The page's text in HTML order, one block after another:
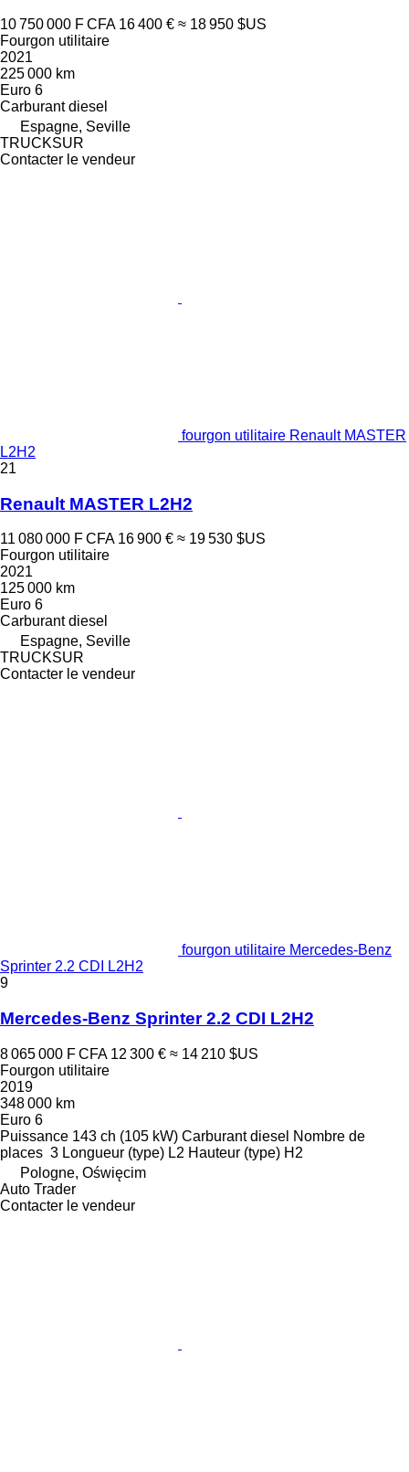
10 750 000 F CFA 16 400 € ≈ 18 950 $US
Fourgon utilitaire
2021
225 000 km
Euro 6
Carburant diesel
Espagne, Seville
TRUCKSUR
Contacter le vendeur
fourgon utilitaire Renault MASTER
L2H2
21
Renault MASTER L2H2
11 080 000 F CFA 16 900 € ≈ 19 530 $US
Fourgon utilitaire
2021
125 000 km
Euro 6
Carburant diesel
Espagne, Seville
TRUCKSUR
Contacter le vendeur
fourgon utilitaire Mercedes-Benz
Sprinter 2.2 CDI L2H2
9
Mercedes-Benz Sprinter 2.2 CDI L2H2
8 065 000 F CFA 12 300 € ≈ 14 210 $US
Fourgon utilitaire
2019
348 000 km
Euro 6
Puissance 143 ch (105 kW) Carburant diesel Nombre de
places 3 Longueur (type) L2 Hauteur (type) H2
Pologne, Oświęcim
Auto Trader
Contacter le vendeur